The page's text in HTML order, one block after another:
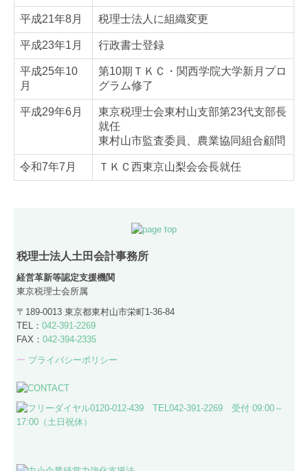
平成21年8月 税理士法人に組織変更
平成23年1月 行政書士登録
平成25年10
月
第10期ＴＫＣ・関西学院大学新月プロ
グラム修了
平成29年6月
東京税理士会東村山支部第23代支部長
就任
東村山市監査委員、農業協同組合顧問
令和7年7月 ＴＫＣ西東京山梨会会長就任
税理士法人土田会計事務所
経営革新等認定支援機関
東京税理士会所属
〒189-0013 東京都東村山市栄町1-36-84
TEL：042-391-2269
FAX：042-394-2335
ー プライバシーポリシー